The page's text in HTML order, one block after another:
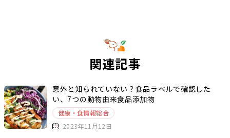
関連記事
意外と知られていない？食品ラベルで確認した
い、7つの動物由来食品添加物
健康・食情報総合
2023年11月12日